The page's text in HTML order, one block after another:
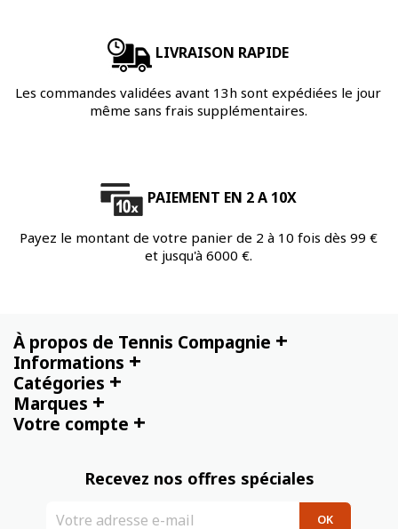
LIVRAISON RAPIDE
Les commandes validées avant 13h sont expédiées le jour
même sans frais supplémentaires.
PAIEMENT EN 2 A 10X
Payez le montant de votre panier de 2 à 10 fois dès 99 €
et jusqu'à 6000 €.
À propos de Tennis Compagnie +
Informations +
Catégories +
Marques +
Votre compte +
Recevez nos offres spéciales